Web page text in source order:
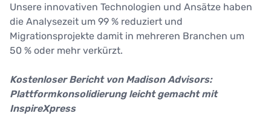
Unsere innovativen Technologien und Ansätze haben
die Analysezeit um 99 % reduziert und
Migrationsprojekte damit in mehreren Branchen um
50 % oder mehr verkürzt.
Kostenloser Bericht von Madison Advisors:
Plattformkonsolidierung leicht gemacht mit
InspireXpress